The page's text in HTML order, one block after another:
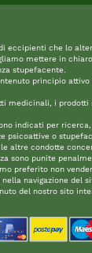
eccipienti che lo
mettere in
stupefacente.
principio
medicinali, i prodotti
indicati per
psicoattive o
altre condotte
sono punite
preferito non
nella navigazione del
del nostro sito